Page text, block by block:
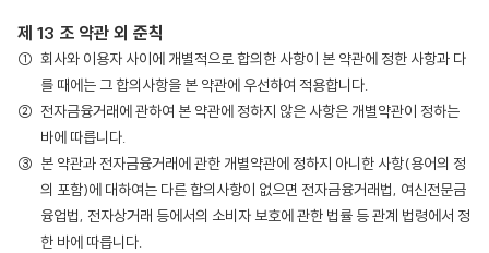
제 13 조 약관 외 준칙
회사와 이용자 사이에 개별적으로 합의한 사항이 본 약관에 정한 사항과 다
를 때에는 그 합의사항을 본 약관에 우선하여 적용합니다.
전자금융거래에 관하여 본 약관에 정하지 않은 사항은 개별약관이 정하는
바에 따릅니다.
본 약관과 전자금융거래에 관한 개별약관에 정하지 아니한 사항(용어의 정
의 포함)에 대하여는 다른 합의사항이 없으면 전자금융거래법, 여신전문금
융업법, 전자상거래 등에서의 소비자 보호에 관한 법률 등 관계 법령에서 정
한 바에 따릅니다.